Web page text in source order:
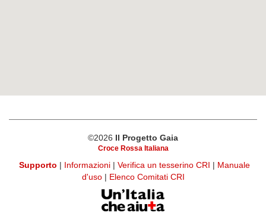
©2026 Il Progetto Gaia
Croce Rossa Italiana
Supporto | Informazioni | Verifica un tesserino CRI | Manuale
d'uso | Elenco Comitati CRI